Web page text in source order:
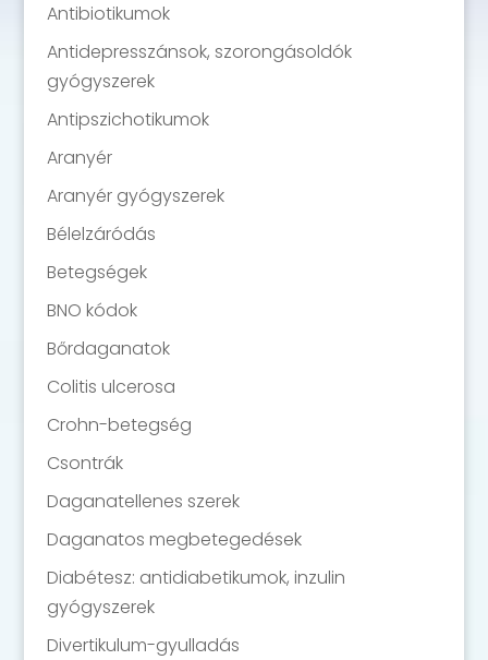
Antibiotikumok
Antidepresszánsok, szorongásoldók
gyógyszerek
Antipszichotikumok
Aranyér
Aranyér gyógyszerek
Bélelzáródás
Betegségek
BNO kódok
Bőrdaganatok
Colitis ulcerosa
Crohn-betegség
Csontrák
Daganatellenes szerek
Daganatos megbetegedések
Diabétesz: antidiabetikumok, inzulin
gyógyszerek
Divertikulum-gyulladás